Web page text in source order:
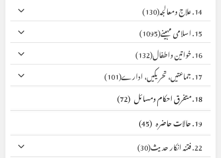
14. علاج ومعالجہ
(130)
15. اسلامی مہینے
(1095)
16. خواتین واطفال
(132)
17. جماعتیں، تحریکیں، ادارے
(101)
18. متفرق احکام ومسائل
(72)
19. حالات حاضرہ
(45)
22. فتنہ انکار حدیث
(30)